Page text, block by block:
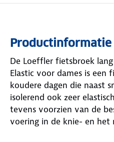
Productinformatie
De Loeffler fietsbroek
Elastic voor dames is een
koudere dagen die naast
isolerend ook zeer
tevens voorzien van de
voering in de knie- en het